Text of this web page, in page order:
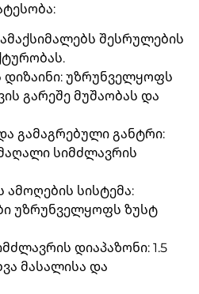
შესრულების
დიზაინი: უზრუნველყოფს
გარეშე მუშაობას და
გამაგრებული განტრი:
სიმძლავრის
სისტემა:
უზრუნველყოფს ზუსტ
დიაპაზონი: 1.5
მასალისა და